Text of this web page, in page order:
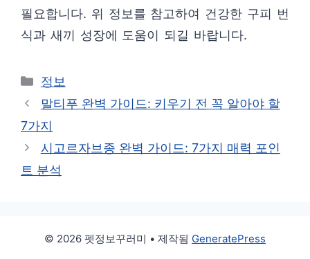
필요합니다. 위 정보를 참고하여 건강한 구피 번
식과 새끼 성장에 도움이 되길 바랍니다.
카
테
리
정보
말티푸 완벽 가이드: 키우기 전 꼭 알아야 할
7가지
시고르자브종 완벽 가이드: 7가지 매력 포인
트 분석
© 2026 펫정보꾸러미 • 제작됨 GeneratePress